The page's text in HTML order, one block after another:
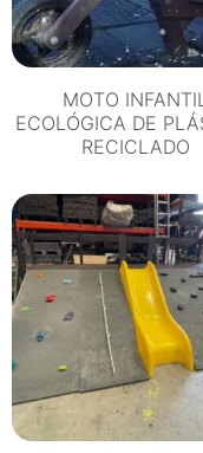
MOTO INFANTIL
ECOLÓGICA DE
RECICLADO